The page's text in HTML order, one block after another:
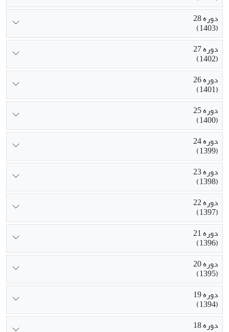
دوره 28
(1403)
دوره 27
(1402)
دوره 26
(1401)
دوره 25
(1400)
دوره 24
(1399)
دوره 23
(1398)
دوره 22
(1397)
دوره 21
(1396)
دوره 20
(1395)
دوره 19
(1394)
دوره 18